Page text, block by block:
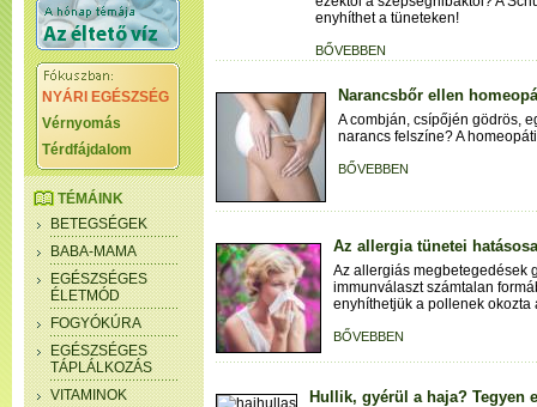
NYÁRI EGÉSZSÉG
Vérnyomás
Térdfájdalom
TÉMÁINK
BETEGSÉGEK
BABA-MAMA
EGÉSZSÉGES
ÉLETMÓD
FOGYÓKÚRA
EGÉSZSÉGES
TÁPLÁLKOZÁS
VITAMINOK
enyhíthet a tüneteken!
BŐVEBBEN
Narancsbőr ellen
A combján, csípőjén gödrös,
narancs felszíne? A
BŐVEBBEN
Az allergia tünetei
Az allergiás megbetegedések
immunválaszt számtalan
enyhíthetjük a pollenek okozta
BŐVEBBEN
Hullik, gyérül a haja? Tegyen